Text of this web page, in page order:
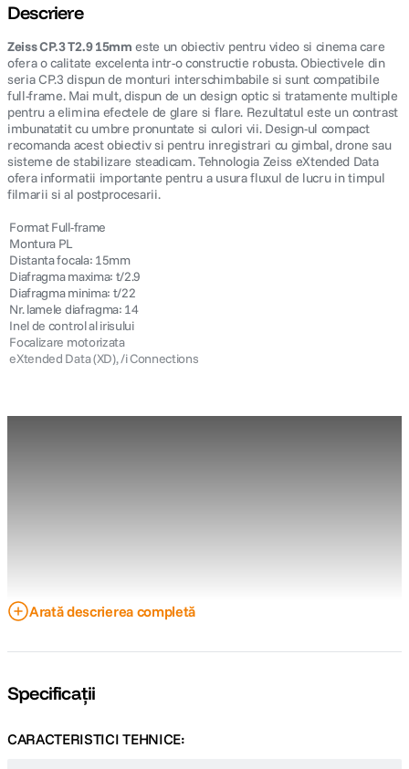
Descriere
Zeiss CP.3 T2.9 15mm este un obiectiv pentru video si cinema care
ofera o calitate excelenta intr-o constructie robusta. Obiectivele din
seria CP.3 dispun de monturi interschimbabile si sunt compatibile
full-frame. Mai mult, dispun de un design optic si tratamente multiple
pentru a elimina efectele de glare si flare. Rezultatul este un contrast
imbunatatit cu umbre pronuntate si culori vii. Design-ul compact
recomanda acest obiectiv si pentru inregistrari cu gimbal, drone sau
sisteme de stabilizare steadicam. Tehnologia Zeiss eXtended Data
ofera informatii importante pentru a usura fluxul de lucru in timpul
filmarii si al postprocesarii.
 Format Full-frame
 Montura PL
 Distanta focala: 15mm
 Diafragma maxima: t/2.9
 Diafragma minima: t/22
 Nr. lamele diafragma: 14
 Inel de control al irisului
 Focalizare motorizata
 eXtended Data (XD), /i Connections
Arată descrierea completă
Specificații
CARACTERISTICI TEHNICE: